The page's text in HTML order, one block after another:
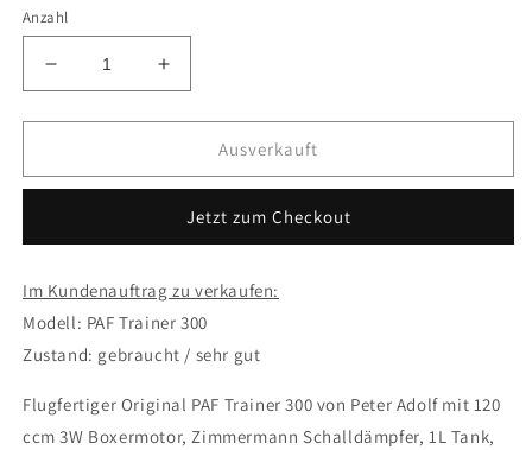
Anzahl
Verringere
die
Menge
PAF
Erhöhe
die
Menge
PAF
300
Ausverkauft
Jetzt zum Checkout
Im Kundenauftrag zu verkaufen:
Modell: PAF Trainer 300
Zustand: gebraucht / sehr gut
Flugfertiger Original PAF Trainer 300 von Peter Adolf mit 120
ccm 3W Boxermotor, Zimmermann Schalldämpfer, 1L Tank,